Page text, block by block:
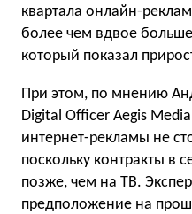
квартала онлайн-
более чем вдвое
который показал
При этом, по мнению
Digital Officer Aegis
интернет-рекламы не
поскольку контракты в
позже, чем на ТВ.
предположение на